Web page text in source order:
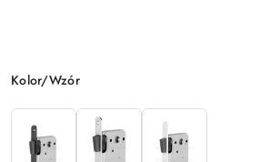
Wariant
Kolor/Wzór